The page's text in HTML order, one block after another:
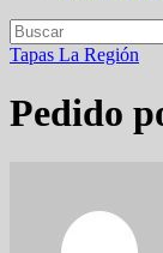
Tapas La Región
Pedido